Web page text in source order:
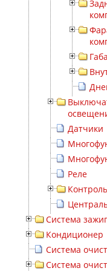
Датчики
Реле
Система
Кондиционер
Система
Система